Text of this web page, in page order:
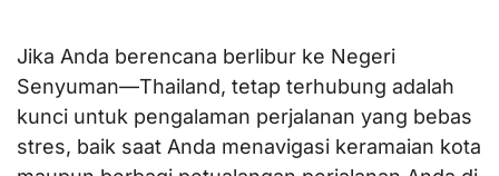
Jika Anda berencana berlibur ke Negeri
Senyuman—Thailand, tetap terhubung adalah
kunci untuk pengalaman perjalanan yang bebas
stres, baik saat Anda menavigasi keramaian kota